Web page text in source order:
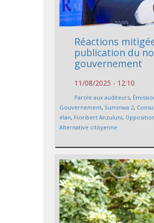
Réactions
publication du
gouvernement
11/08/2025 - 12:10
Parole aux auditeurs,
Gouvernement, Suminwa 2,
élan, Floribert Anzuluni,
Alternative citoyenne